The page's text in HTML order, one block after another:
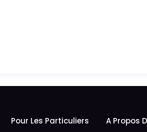
Pour Les Particuliers
A Propos